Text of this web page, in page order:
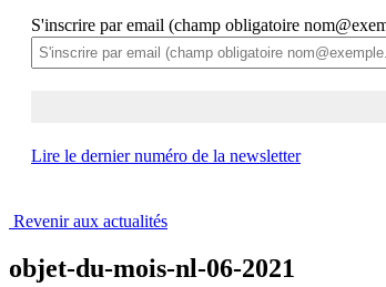
S'inscrire par email (champ obligatoire
Lire le dernier numéro de la newsletter
Revenir aux actualités
objet-du-mois-nl-06-2021